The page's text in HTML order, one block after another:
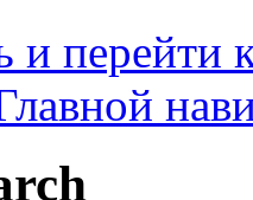
и перейти